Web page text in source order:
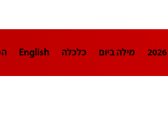
מילה ביום כלכלה English